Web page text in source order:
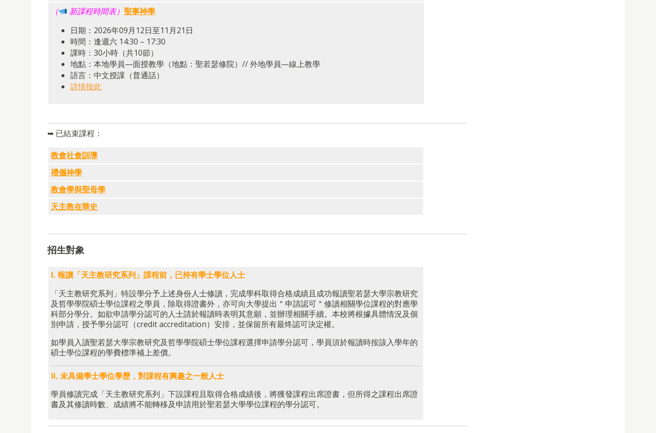
（ 新課程時間表）聖事神學
日期：2026年09月12日至11月21日
時間：逢週六 14:30 – 17:30
課時：30小時（共10節）
地點：本地學員—面授教學（地點：聖若瑟修院）// 外地學員—線上教學
語言：中文授課（普通話）
詳情按此
➥ 已結束課程：
教會社會訓導
禮儀神學
教會學與聖母學
天主教在華史
招生對象
I. 報讀「天主教研究系列」課程前，已持有學士學位人士
「天主教研究系列」特設學分予上述身份人士修讀，完成學科取得合格成績且成功報讀聖若瑟大學宗教研究
及哲學學院碩士學位課程之學員，除取得證書外，亦可向大學提出＂申請認可＂修讀相關學位課程的對應學
科部分學分。如欲申請學分認可的人士請於報讀時表明其意願，並辦理相關手續。本校將根據具體情況及個
別申請，授予學分認可（credit accreditation）安排，並保留所有最终認可決定權。
如學員入讀聖若瑟大學宗教研究及哲學學院碩士學位課程選擇申請學分認可，學員須於報讀時按該入學年的
碩士學位課程的學費標準補上差價。
II. 未具備學士學位學歷，對課程有興趣之一般人士
學員修讀完成「天主教研究系列」下設課程且取得合格成績後，將獲發課程出席證書，但所得之課程出席證
書及其修讀時數、成績將不能轉移及申請用於聖若瑟大學學位課程的學分認可。